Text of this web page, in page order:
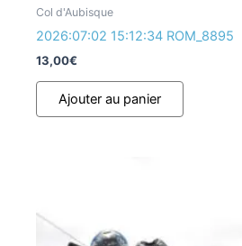
Col d'Aubisque
2026:07:02 15:12:34 ROM_8895
13,00€
Ajouter au panier